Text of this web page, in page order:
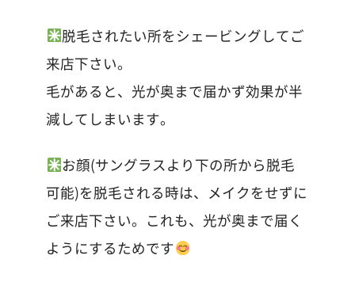
脱毛されたい所をシェービングしてご
来店下さい。
毛があると、光が奥まで届かず効果が半
減してしまいます。
お顔(サングラスより下の所から脱毛
可能)を脱毛される時は、メイクをせずに
ご来店下さい。これも、光が奥まで届く
ようにするためです